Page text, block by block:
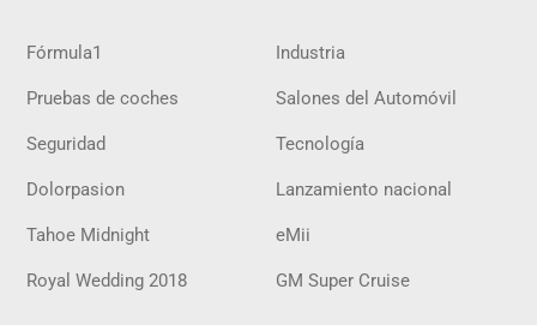
Fórmula1 Industria
Pruebas de coches Salones del Automóvil
Seguridad Tecnología
Dolorpasion Lanzamiento nacional
Tahoe Midnight eMii
Royal Wedding 2018 GM Super Cruise